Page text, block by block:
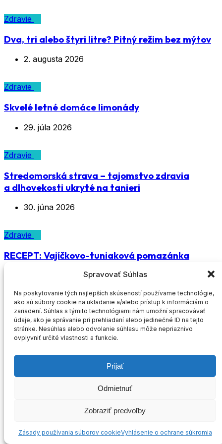
Spravovať Súhlas
Na poskytovanie tých najlepších skúseností používame technológie,
ako sú súbory cookie na ukladanie a/alebo prístup k informáciám o
zariadení. Súhlas s týmito technológiami nám umožní spracovávať
údaje, ako je správanie pri prehliadaní alebo jedinečné ID na tejto
stránke. Nesúhlas alebo odvolanie súhlasu môže nepriaznivo
ovplyvniť určité vlastnosti a funkcie.
Prijať
Odmietnuť
Zobraziť predvoľby
Zásady používania súborov cookieVyhlásenie o ochrane súkromia
Zdravie
Dva, tri alebo štyri litre? Pitný režim bez mýtov
2. augusta 2026
Zdravie
Skvelé letné domáce limonády
29. júla 2026
Zdravie
Stredomorská strava – tajomstvo zdravia
a dlhovekosti ukryté na tanieri
30. júna 2026
Zdravie
RECEPT: Vajíčkovo-tuniaková pomazánka
Ukázať všetko